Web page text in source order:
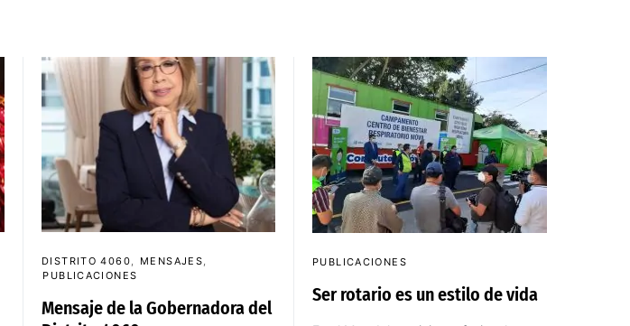
DISTRITO 4060
MENSAJES
PUBLICACIONES
Mensaje de la Gobernadora del
PUBLICACIONES
Ser rotario es un estilo de vida